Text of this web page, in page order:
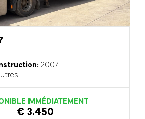
2007
IMMÉDIATEMENT
€ 3.450